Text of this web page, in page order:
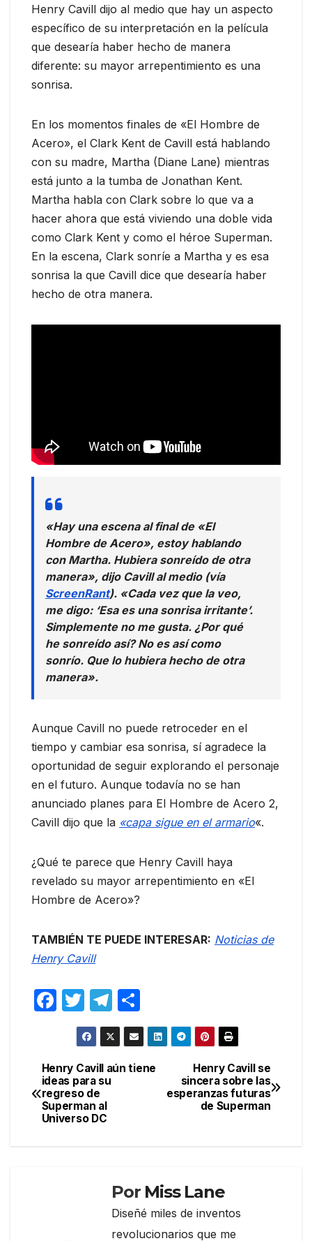
Henry Cavill dijo al medio que hay un aspecto
específico de su interpretación en la película
que desearía haber hecho de manera
diferente: su mayor arrepentimiento es una
sonrisa.
En los momentos finales de «El Hombre de
Acero», el Clark Kent de Cavill está hablando
con su madre, Martha (Diane Lane) mientras
está junto a la tumba de Jonathan Kent.
Martha habla con Clark sobre lo que va a
hacer ahora que está viviendo una doble vida
como Clark Kent y como el héroe Superman.
En la escena, Clark sonríe a Martha y es esa
sonrisa la que Cavill dice que desearía haber
hecho de otra manera.
«Hay una escena al final de «El
Hombre de Acero», estoy hablando
con Martha. Hubiera sonreído de otra
manera», dijo Cavill al medio (vía
ScreenRant). «Cada vez que la veo,
me digo: ‘Esa es una sonrisa irritante’.
Simplemente no me gusta. ¿Por qué
he sonreído así? No es así como
sonrío. Que lo hubiera hecho de otra
manera».
Aunque Cavill no puede retroceder en el
tiempo y cambiar esa sonrisa, sí agradece la
oportunidad de seguir explorando el personaje
en el futuro. Aunque todavía no se han
anunciado planes para El Hombre de Acero 2,
Cavill dijo que la «capa sigue en el armario«.
¿Qué te parece que Henry Cavill haya
revelado su mayor arrepentimiento en «El
Hombre de Acero»?
TAMBIÉN TE PUEDE INTERESAR: Noticias de
Henry Cavill
F
e
b
o
T
w
itt
er
T
el
e
gr
o
m
p
Navegación
de
Henry Cavill se
sincera sobre las
esperanzas futuras
de Superman
Henry Cavill aún tiene
ideas para su
regreso de
Superman al
Universo DC
Por Miss Lane
Diseñé miles de inventos
revolucionarios que me